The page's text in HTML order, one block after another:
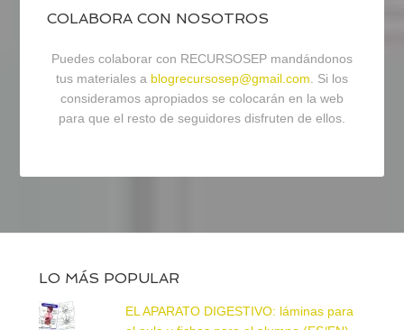
COLABORA CON NOSOTROS
Puedes colaborar con RECURSOSEP mandándonos
tus materiales a blogrecursosep@gmail.com . Si los
consideramos apropiados se colocarán en la web
para que el resto de seguidores disfruten de ellos.
LO MÁS POPULAR
EL APARATO DIGESTIVO: láminas para